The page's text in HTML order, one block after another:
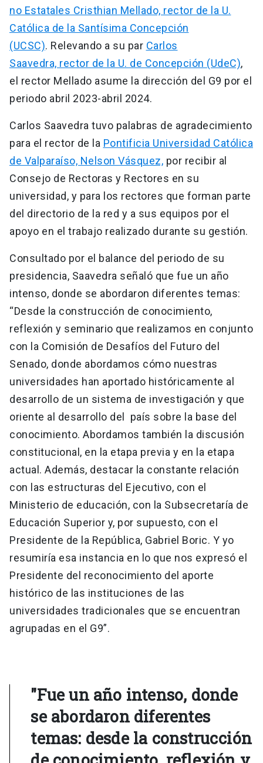
no Estatales Cristhian Mellado, rector de la U.
Católica de la Santísima Concepción
(UCSC). Relevando a su par Carlos
Saavedra, rector de la U. de Concepción (UdeC),
el rector Mellado asume la dirección del G9 por el
periodo abril 2023-abril 2024.
Carlos Saavedra tuvo palabras de agradecimiento
para el rector de la Pontificia Universidad Católica
de Valparaíso, Nelson Vásquez, por recibir al
Consejo de Rectoras y Rectores en su
universidad, y para los rectores que forman parte
del directorio de la red y a sus equipos por el
apoyo en el trabajo realizado durante su gestión.
Consultado por el balance del periodo de su
presidencia, Saavedra señaló que fue un año
intenso, donde se abordaron diferentes temas:
“Desde la construcción de conocimiento,
reflexión y seminario que realizamos en conjunto
con la Comisión de Desafíos del Futuro del
Senado, donde abordamos cómo nuestras
universidades han aportado históricamente al
desarrollo de un sistema de investigación y que
oriente al desarrollo del país sobre la base del
conocimiento. Abordamos también la discusión
constitucional, en la etapa previa y en la etapa
actual. Además, destacar la constante relación
con las estructuras del Ejecutivo, con el
Ministerio de educación, con la Subsecretaría de
Educación Superior y, por supuesto, con el
Presidente de la República, Gabriel Boric. Y yo
resumiría esa instancia en lo que nos expresó el
Presidente del reconocimiento del aporte
histórico de las instituciones de las
universidades tradicionales que se encuentran
agrupadas en el G9”.
"Fue un año intenso, donde
se abordaron diferentes
temas: desde la construcción